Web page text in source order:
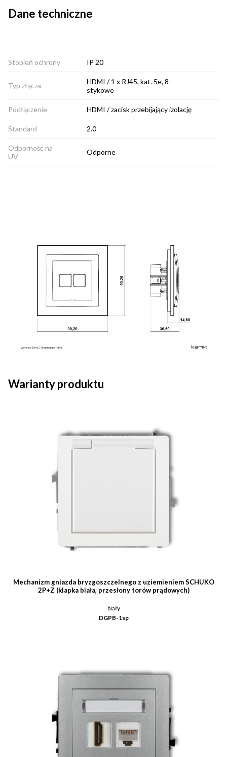
Dane techniczne
Stopień ochrony IP 20
Typ złącza
HDMI / 1 x RJ45, kat. 5e, 8-
stykowe
Podłączenie HDMI / zacisk przebijający izolację
Standard 2.0
Odporność na
UV
Odporne
Warianty produktu
Mechanizm gniazda bryzgoszczelnego z uziemieniem SCHUKO
2P+Z (klapka biała, przesłony torów prądowych)
biały
DGPB-1sp